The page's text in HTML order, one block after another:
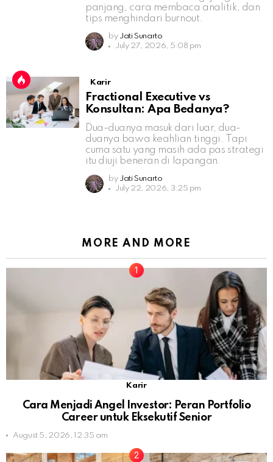
panjang, cara membaca analitik, dan
tips menghindari burnout.
by Jati Sunarto
July 27, 2026, 5:08 pm
Karir
Fractional Executive vs
Konsultan: Apa Bedanya?
Dua-duanya masuk dari luar, dua-
duanya bawa keahlian tinggi. Tapi
cuma satu yang masih ada pas strategi
itu diuji beneran di lapangan.
by Jati Sunarto
July 22, 2026, 3:25 pm
MORE AND MORE
Karir
Cara Menjadi Angel Investor: Peran Portfolio
Career untuk Eksekutif Senior
August 5, 2026, 12:35 am